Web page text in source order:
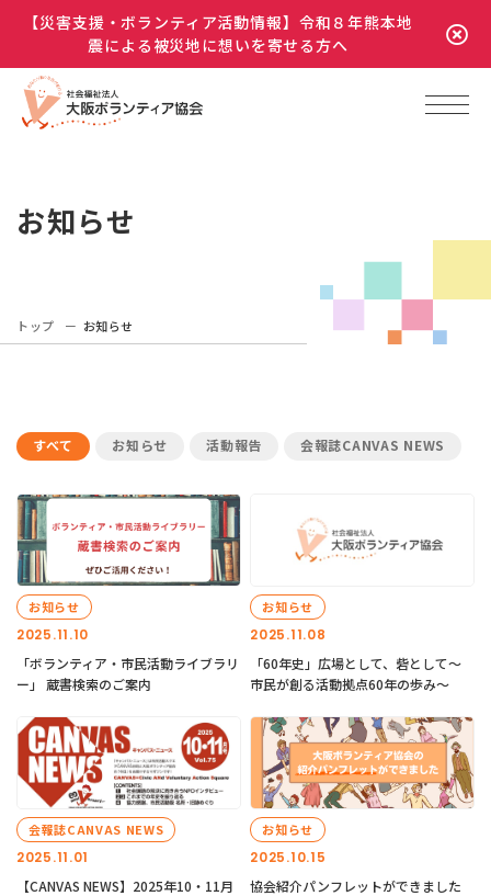
【災害支援・ボランティア活動情報】令和８年熊本地
震による被災地に想いを寄せる方へ
お知らせ
トップ お知らせ
すべて お知らせ 活動報告 会報誌CANVAS NEWS
2025.11.10
お知らせ
「ボランティア・市民活動ライブラリ
ー」 蔵書検索のご案内
2025.11.08
お知らせ
「60年史」広場として、砦として～
市民が創る活動拠点60年の歩み～
2025.11.01
会報誌CANVAS NEWS
【CANVAS NEWS】2025年10・11月
2025.10.15
お知らせ
協会紹介パンフレットができました